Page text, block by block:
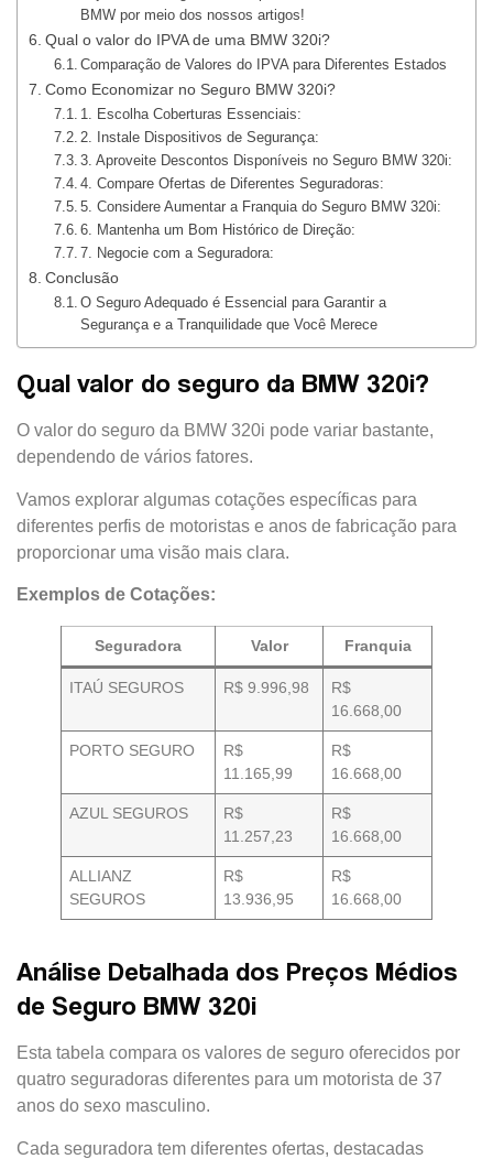
BMW por meio dos nossos artigos!
Qual o valor do IPVA de uma BMW 320i?
Comparação de Valores do IPVA para Diferentes Estados
Como Economizar no Seguro BMW 320i?
1. Escolha Coberturas Essenciais:
2. Instale Dispositivos de Segurança:
3. Aproveite Descontos Disponíveis no Seguro BMW 320i:
4. Compare Ofertas de Diferentes Seguradoras:
5. Considere Aumentar a Franquia do Seguro BMW 320i:
6. Mantenha um Bom Histórico de Direção:
7. Negocie com a Seguradora:
Conclusão
O Seguro Adequado é Essencial para Garantir a
Segurança e a Tranquilidade que Você Merece
Qual valor do seguro da BMW 320i?
O valor do seguro da BMW 320i pode variar bastante,
dependendo de vários fatores.
Vamos explorar algumas cotações específicas para
diferentes perfis de motoristas e anos de fabricação para
proporcionar uma visão mais clara.
Exemplos de Cotações:
Seguradora Valor Franquia
ITAÚ SEGUROS R$ 9.996,98
R$
16.668,00
PORTO SEGURO
R$
11.165,99
R$
16.668,00
AZUL SEGUROS
R$
11.257,23
R$
16.668,00
ALLIANZ
SEGUROS
R$
13.936,95
R$
16.668,00
Análise Detalhada dos Preços Médios
de Seguro BMW 320i
Esta tabela compara os valores de seguro oferecidos por
quatro seguradoras diferentes para um motorista de 37
anos do sexo masculino.
Cada seguradora tem diferentes ofertas, destacadas